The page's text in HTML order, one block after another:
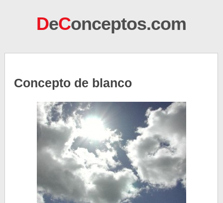
DeConceptos.com
Concepto de blanco